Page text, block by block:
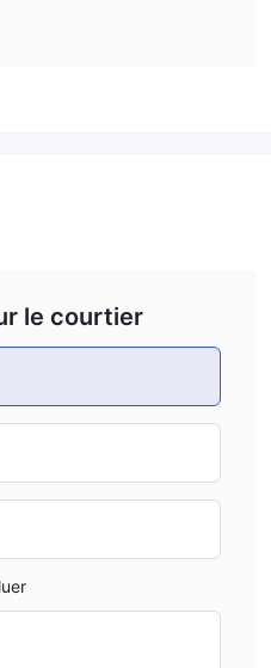
sont les suivantes:
le courtier